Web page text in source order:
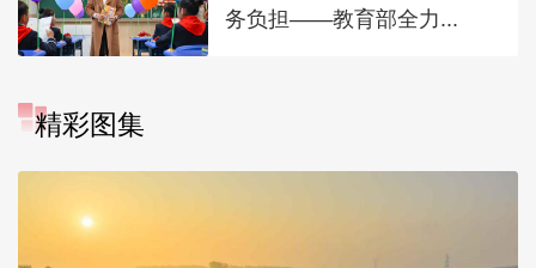
务负担——教育部全力...
精彩图集